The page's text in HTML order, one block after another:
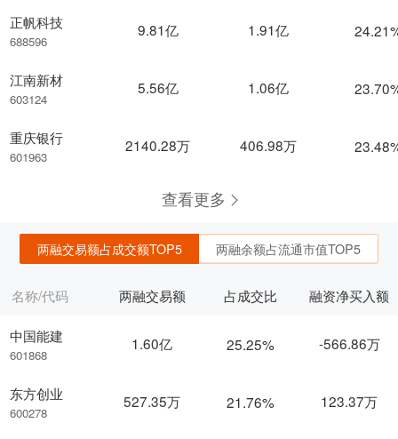
正帆科技
688596
江南新材
603124
重庆银行
601963
9.81亿 1.91亿
5.56亿 1.06亿
2140.28万 406.98万
查看更多
两融交易额占成交额TOP5 两融余额占流通市值TOP5
名称/代码
中国能建
601868
东方创业
600278
两融交易额 占成交比 融资净买入额
1.60亿 25.25% -566.86万
527.35万 21.76% 123.37万